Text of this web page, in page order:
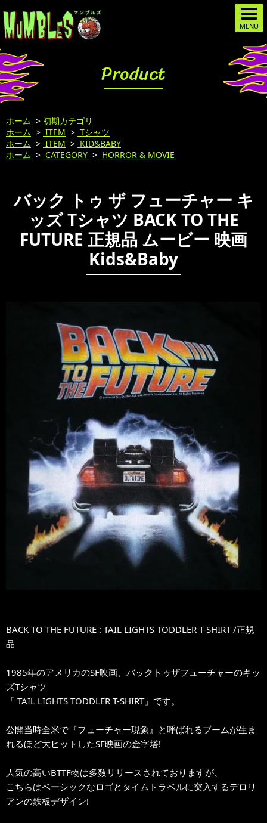
Product
ホーム > 初期カテゴリ
ホーム > ITEM > Tシャツ
ホーム > ITEM > KID&BABY
ホーム > CATEGORY > HORROR & MOVIE
バック トゥ ザ フューチャー キ
ッズ Tシャツ BACK TO THE
FUTURE 正規品 ムービー 映画
Kids&Baby
BACK TO THE FUTURE : TAIL LIGHTS TODDLER T-SHIRT /正規
品
1985年のアメリカのSF映画、バックトゥザフューチャーのキッ
ズTシャツ
「 TAIL LIGHTS TODDLER T-SHIRT」です。
公開当時全米で『フューチャー現象』と呼ばれるブームが生ま
れるほど大ヒットしたSF映画の金字塔!
人気の高いBTTF物は多数リリースされておりますが、
こちらはベーシックなロゴとタイムトラベルに突入するデロリ
アンの鉄板デザイン!